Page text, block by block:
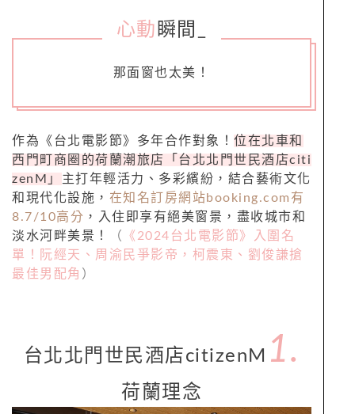
心動 瞬間
那面窗也太美！
作為《台北電影節》多年合作對象！ 位在北車和
西門町商圈的荷蘭潮旅店「台北北門世民酒店citi
zenM」 主打年輕活力、多彩繽紛，結合藝術文化
和現代化設施， 在知名訂房網站booking.com有
8.7/10高分 ，入住即享有絕美窗景，盡收城市和
淡水河畔美景！
（
《2024台北電影節》入圍名
單！阮經天、周渝民爭影帝，柯震東、劉俊謙搶
最佳男配角 ）
台北北門世民酒店citizenM 1.
荷蘭理念